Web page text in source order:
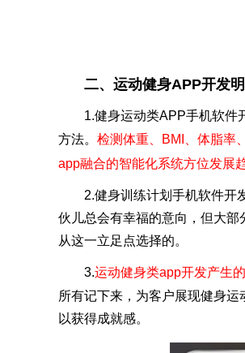
二、运动健身APP开发
1.健身运动类APP手机软件
方法。 检测体重、BMI、体脂率
app融合的智能化系统方位发展
2.健身训练计划手机软件开
伙儿总会有幸福的意向，但大
从这一立足点选择的。
3.运动健身类app开发产生
所有记下来，为客户展现健身
以获得成就感。